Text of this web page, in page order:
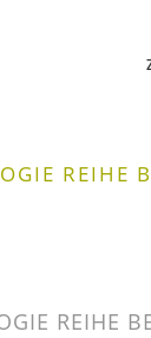
REIHE
REIHE